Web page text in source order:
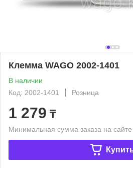
Клемма WAGO 2002-1401
В наличии
Код: 2002-1401
Розница
1 279 ₸
Минимальная сумма заказа на